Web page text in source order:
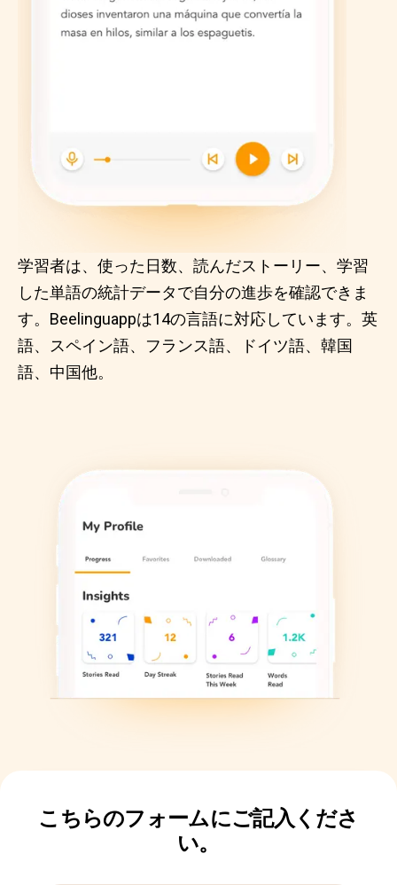
学習者は、使った日数、読んだストーリー、学習
した単語の統計データで自分の進歩を確認できま
す。Beelinguappは14の言語に対応しています。英
語、スペイン語、フランス語、ドイツ語、韓国
語、中国他。
こちらのフォームにご記入くださ
い。